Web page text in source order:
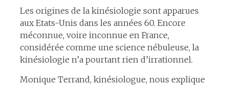
Les origines de la kinésiologie sont apparues
aux Etats-Unis dans les années 60. Encore
méconnue, voire inconnue en France,
considérée comme une science nébuleuse, la
kinésiologie n’a pourtant rien d’irrationnel.
Monique Terrand, kinésiologue, nous explique